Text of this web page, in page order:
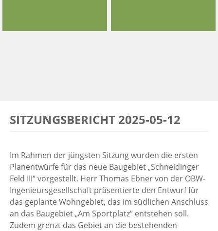
SITZUNGSBERICHT 2025-05-12
Im Rahmen der jüngsten Sitzung wurden die ersten
Planentwürfe für das neue Baugebiet „Schneidinger
Feld III“ vorgestellt. Herr Thomas Ebner von der OBW-
Ingenieursgesellschaft präsentierte den Entwurf für
das geplante Wohngebiet, das im südlichen Anschluss
an das Baugebiet „Am Sportplatz“ entstehen soll.
Zudem grenzt das Gebiet an die bestehenden